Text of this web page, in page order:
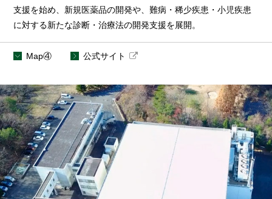
支援を始め、新規医薬品の開発や、難病・稀少疾患・小児疾患
に対する新たな診断・治療法の開発支援を展開。
Map④ 公式サイト